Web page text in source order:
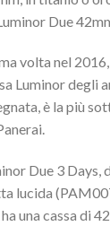
Due
volta nel
Luminor degli
è la più
Due 3
lucida
una cassa di